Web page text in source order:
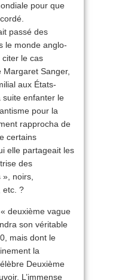
pour que
passé des
le monde anglo-
le cas
Margaret Sanger,
aux États-
suite enfanter le
pour la
rapprocha de
certains
elle partageait les
des
noirs,
etc. ?
deuxième vague
son véritable
mais dont le
la
Deuxième
L’immense